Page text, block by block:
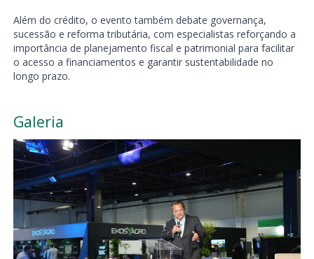
Além do crédito, o evento também debate governança,
sucessão e reforma tributária, com especialistas reforçando a
importância de planejamento fiscal e patrimonial para facilitar
o acesso a financiamentos e garantir sustentabilidade no
longo prazo.
Galeria